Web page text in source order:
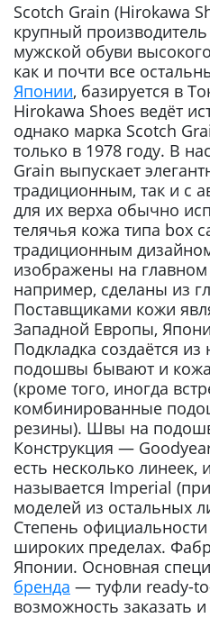
Scotch Grain (Hirokawa
крупный производитель
мужской обуви
как и почти все
Японии, базируется в
Hirokawa Shoes ведёт
однако марка Scotch
только в 1978 году. В
Grain выпускает
традиционным, так и с
для их верха обычно
телячья кожа типа box
традиционным
изображены на главном
например, сделаны из
Поставщиками кожи
Западной Европы,
Подкладка создаётся
подошвы бывают и
(кроме того, иногда
комбинированные
резины). Швы на
Конструкция —
есть несколько линеек,
называется Imperial
моделей из остальных
Степень
широких пределах.
Японии. Основная
бренда — туфли ready-
возможность заказать